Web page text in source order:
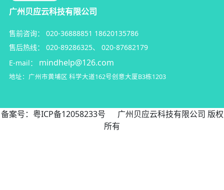
广州贝应云科技有限公司
售前咨询： 020-36888851 18620135786
售后热线：
020-89286325、 020-87682179
E-mail：
mindhelp@126.com
地址：广州市黄埔区 科学大道162号创意大厦B3栋1203
备案号： 粤ICP备12058233号 广州贝应云科技有限公司 版权
所有